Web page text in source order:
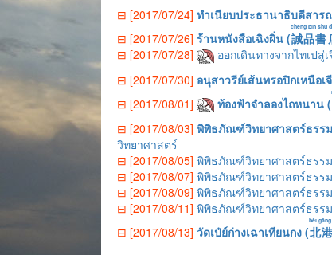
⊟ [2017/07/24] ทำเนียบประธานาธิบดีสาร
⊟ [2017/07/26] ร้านหนังสือเฉิงผิ่น (誠品書
chéng pǐn shū
⊟ [2017/07/28]
ออกเดินทางจากไทเปสู่
⊟ [2017/07/30] อนุสาวรีย์เส้นทรอปิกเหนือเ
⊟ [2017/08/01]
ท้องฟ้าจำลองไถหนาน (
⊟ [2017/08/03] พิพิธภัณฑ์วิทยาศาสตร์ธรร
วิทยาศาสตร์
⊟ [2017/08/05] พิพิธภัณฑ์วิทยาศาสตร์ธรร
⊟ [2017/08/07] พิพิธภัณฑ์วิทยาศาสตร์ธรร
⊟ [2017/08/09] พิพิธภัณฑ์วิทยาศาสตร์ธรร
⊟ [2017/08/11] พิพิธภัณฑ์วิทยาศาสตร์ธรร
⊟ [2017/08/13] วัดเป๋ย์ก่างเฉาเทียนกง (北
běi